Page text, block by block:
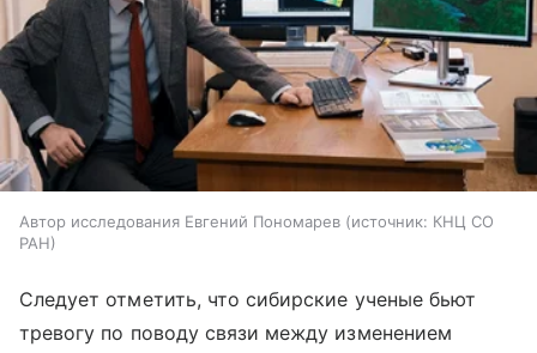
Автор исследования Евгений Пономарев источник: КНЦ СО
РАН
Следует отметить, что сибирские ученые бьют
тревогу по поводу связи между изменением